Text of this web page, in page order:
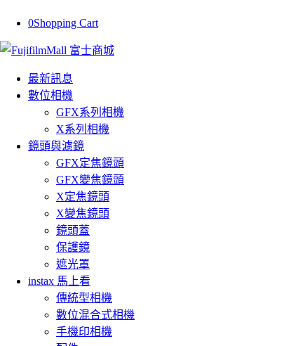
0Shopping Cart
最新訊息
數位相機
GFX系列相機
X系列相機
鏡頭與濾鏡
GFX定焦鏡頭
GFX變焦鏡頭
X定焦鏡頭
X變焦鏡頭
鏡頭蓋
保護鏡
遮光罩
instax 馬上看
傳統型相機
數位混合式相機
手機印相機